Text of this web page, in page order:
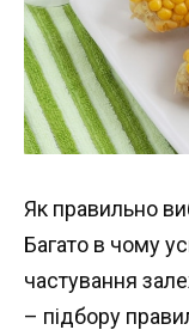
Як правильно
Багато в чому
частування
– підбору